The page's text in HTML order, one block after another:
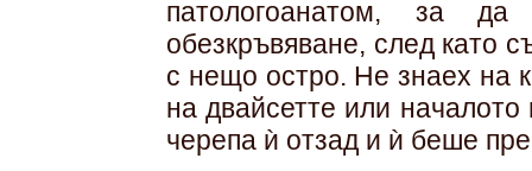
патологоанатом, за
обезкръвяване, след като
с нещо остро. Не знаех на
на двайсетте или
черепа ѝ отзад и ѝ беше